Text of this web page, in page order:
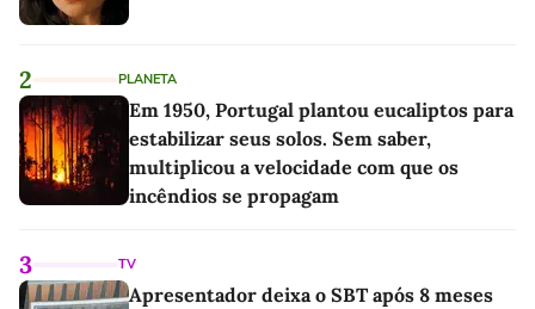
2 PLANETA
Em 1950, Portugal plantou eucaliptos para
estabilizar seus solos. Sem saber,
multiplicou a velocidade com que os
incêndios se propagam
3 TV
Apresentador deixa o SBT após 8 meses